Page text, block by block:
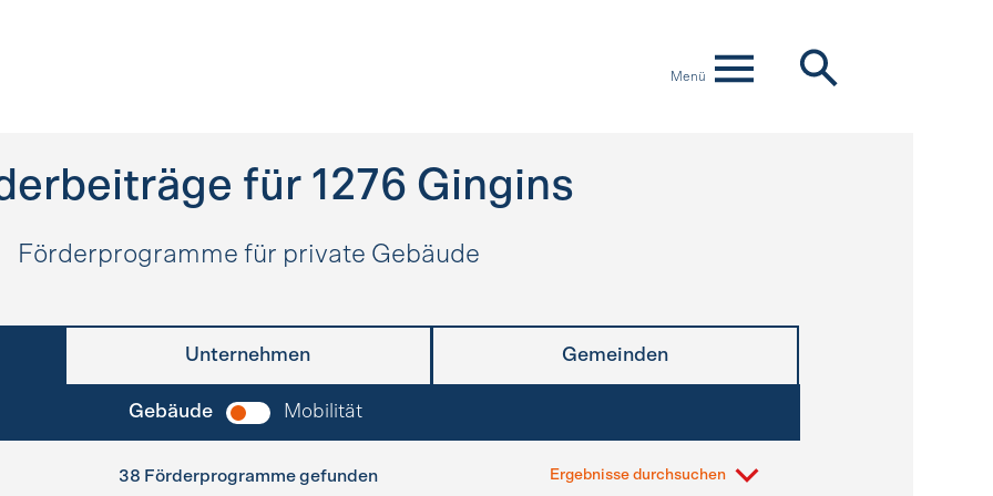
Menü
für 1276 Gingins
Förderprogramme für private Gebäude
Unternehmen Gemeinden
Gebäude Mobilität
38 Förderprogramme gefunden Ergebnisse durchsuchen